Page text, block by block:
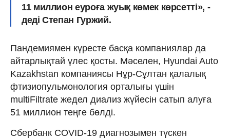
11 миллион еуроға жуық көмек көрсетті», -
деді Степан Гуржий.
Пандемиямен күресте басқа компаниялар да
айтарлықтай үлес қосты. Мәселен, Hyundai Auto
Kazakhstan компаниясы Нұр-Сұлтан қалалық
фтизиопульмонология орталығы үшін
multiFiltrate жедел диализ жүйесін сатып алуға
51 миллион теңге бөлді.
Сбербанк COVID-19 диагнозымен түскен